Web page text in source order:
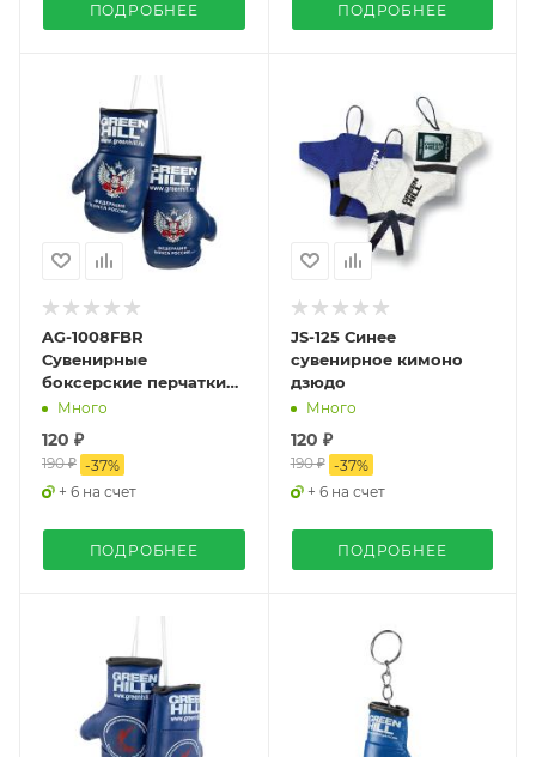
ПОДРОБНЕЕ ПОДРОБНЕЕ
AG-1008FBR
Сувенирные
боксерские перчатки
Федерация Бокса
Много
120 ₽
190 ₽ -37%
+ 6 на счет
ПОДРОБНЕЕ
JS-125 Синее
сувенирное кимоно
дзюдо
Много
120 ₽
190 ₽ -37%
+ 6 на счет
ПОДРОБНЕЕ